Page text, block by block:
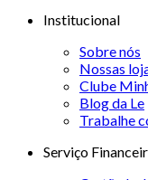
Institucional
Sobre nós
Nossas
Clube
Blog da Le
Trabalhe
Serviço